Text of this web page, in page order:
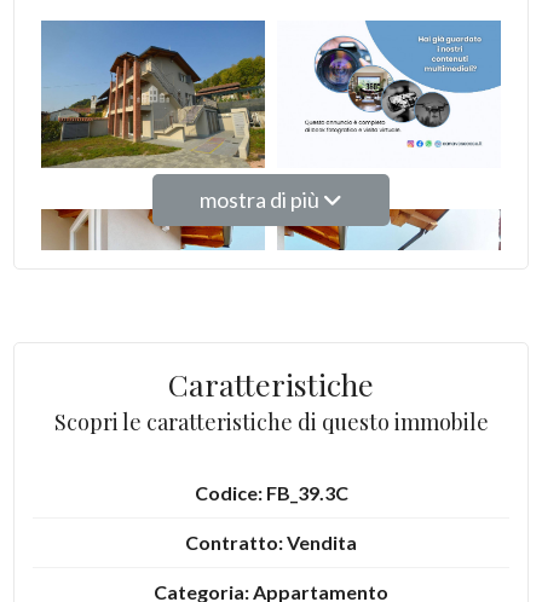
mostra di più
Caratteristiche
Scopri le caratteristiche di questo immobile
Codice: FB_39.3C
Contratto: Vendita
Categoria: Appartamento
Giardino
Posto auto/Box
Balcone/Terrazzo
Nuova costruzione